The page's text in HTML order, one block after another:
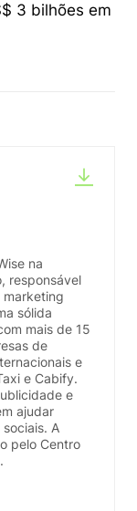
3 bilhões em
na
responsável
marketing
sólida
mais de 15
de
e
e Cabify.
e
ajudar
A
pelo Centro